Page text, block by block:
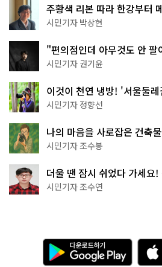
주황색 리본 따라 한강부터
서울둘레길 15코스
시민기자 박상현
"편의점인데 아무것도 안
한 편의점의 정체
시민기자 권기윤
이것이 천연 냉방! '서울둘
나볼까
시민기자 정향선
나의 마음을 사로잡은 건축
상작 공개!
시민기자 조수봉
더울 땐 잠시 쉬었다 가세요
·무더위쉼터까지
시민기자 조수연
다
운
로